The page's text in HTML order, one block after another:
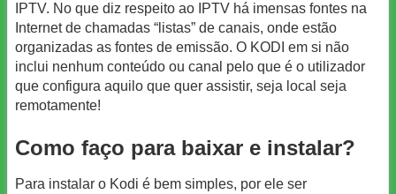
IPTV. No que diz respeito ao IPTV há imensas fontes na
Internet de chamadas “listas” de canais, onde estão
organizadas as fontes de emissão. O KODI em si não
inclui nenhum conteúdo ou canal pelo que é o utilizador
que configura aquilo que quer assistir, seja local seja
remotamente!
Como faço para baixar e instalar?
Para instalar o Kodi é bem simples, por ele ser